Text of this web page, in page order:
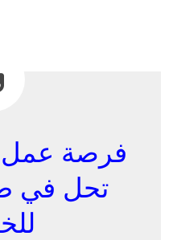
فرصة
تحل في